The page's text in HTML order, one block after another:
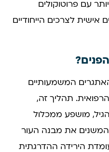
עם פרוטוקולים
אישית לצרכים הייחודיים
המשמעותיים
תהליך זה,
מושפע ממכלול
המשנים את מבנה העור
הירידה ההדרגתית